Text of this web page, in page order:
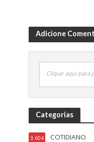
Adicione
Clique aqui para
Categorias
COTIDIANO
3.604